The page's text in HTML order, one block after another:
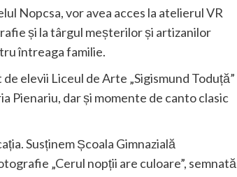
Nopcsa, vor avea acces la atelierul VR
și la târgul meșterilor și artizanilor
întreaga familie.
elevii Liceul de Arte „Sigismund Toduță”
Pienariu, dar și momente de canto clasic
Susținem Școala Gimnazială
„Cerul nopții are culoare”, semnată